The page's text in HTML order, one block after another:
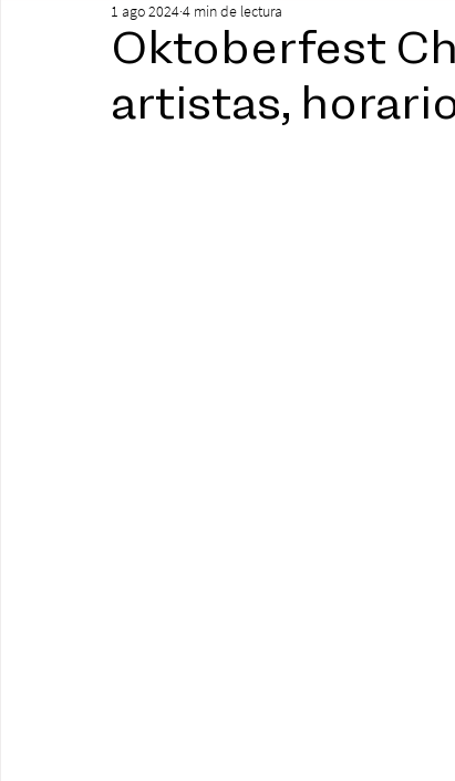
Productos y Marcas
Oktoberfest
artistas,
1 ago 20244 min de lectura